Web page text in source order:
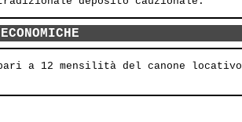
a 12 mensilità del canone locativo